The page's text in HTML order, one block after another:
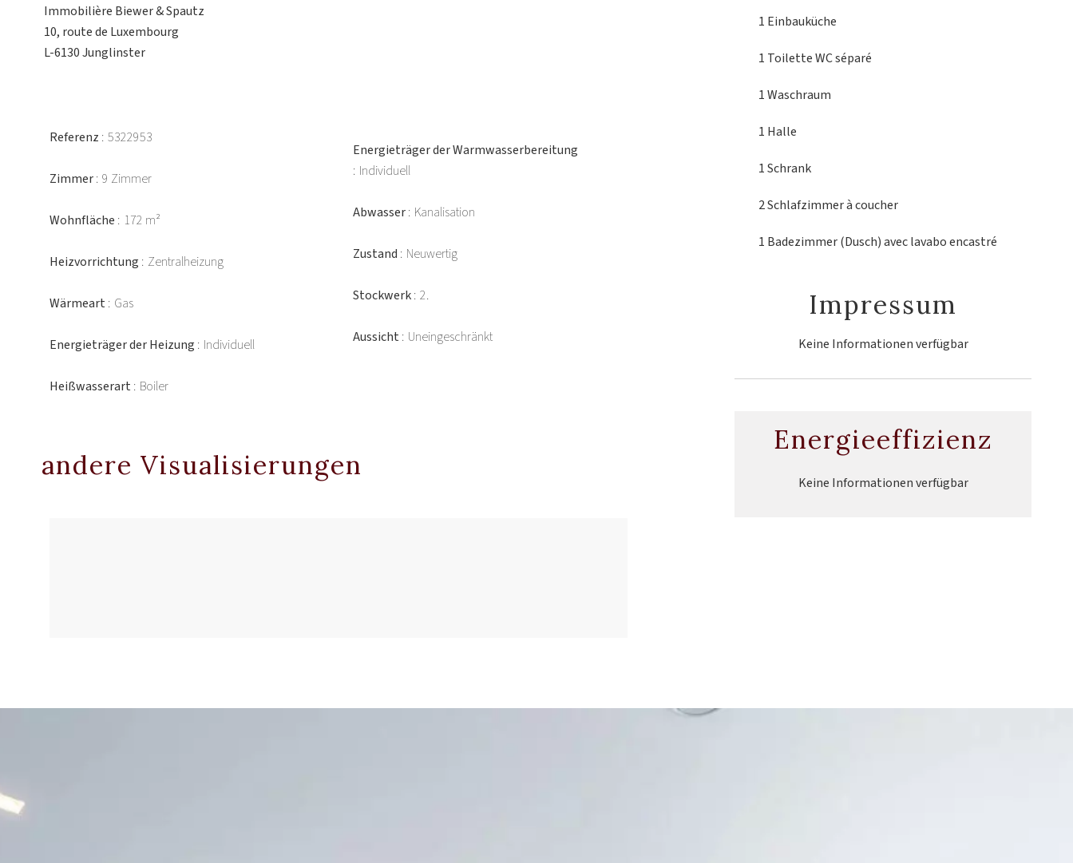
Immobilière Biewer & Spautz
10, route de Luxembourg
L-6130 Junglinster
Referenz 5322953
Zimmer 9 Zimmer
Wohnfläche 172 m²
Heizvorrichtung Zentralheizung
Wärmeart Gas
Energieträger der Heizung Individuell
Heißwasserart Boiler
Energieträger der Warmwasserbereitung
Individuell
Abwasser Kanalisation
Zustand Neuwertig
Stockwerk 2.
Aussicht Uneingeschränkt
andere Visualisierungen
1 Einbauküche
1 ToiletteWC séparé
1 Waschraum
1 Halle
1 Schrank
2 Schlafzimmerà coucher
1 Badezimmer (Dusch)avec lavabo encastré
Impressum
Keine Informationen verfügbar
Energieeffizienz
Keine Informationen verfügbar